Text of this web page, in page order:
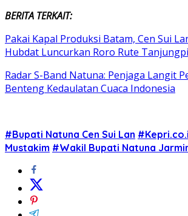
BERITA TERKAIT:
Pakai Kapal Produksi Batam, Cen Sui
Hubdat Luncurkan Roro Rute
Radar S-Band Natuna: Penjaga Langit
Benteng Kedaulatan Cuaca Indonesia
#Bupati Natuna Cen Sui Lan
Mustakim #Wakil Bupati Natuna